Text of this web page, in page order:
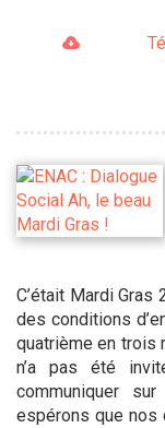
C’était Mardi Gras
des conditions
quatrième en trois
n’a pas été
communiquer
espérons que nos